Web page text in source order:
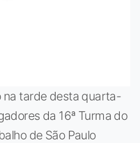
na tarde desta quarta-
da 16ª Turma do
de São Paulo